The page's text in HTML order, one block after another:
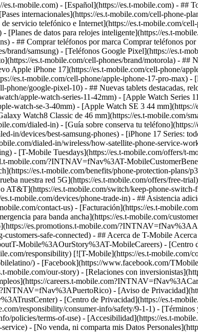
- ##
internacionales](https://es.t-mobile.com/cell-phone-
servicio telefónico e Internet](https://es.t-mobile.com/
de datos para relojes inteligente](https://es.t-
- ## Comprar teléfonos por marca Comprar teléfonos
brand/samsung) - [Teléfonos Google Pixel](https://es.t-
es.t-mobile.com/cell-phones/brand/motorola) - ##
Apple iPhone 17](https://es.t-mobile.com/cell-phone/
es.t-mobile.com/cell-phone/apple-iphone-17-pro-max)
google-pixel-10) - ## Nuevas tablets destacadas,
apple-watch-series-11-42mm) - [Apple Watch Series
watch-se-3-40mm) - [Apple Watch SE 3 44
Watch8 Classic de 46 mm](https://es.t-mobile.com/
dialed-in) - [Guía sobre conserva tu
in/devices/best-samsung-phones) - [iPhone 17 Series:
dialed-in/wireless/how-satellite-phone-service-
- [T-Mobile Tuesdays](https://es.t-mobile.com/offers/t-
mobile.com/?INTNAV=fNav%3AT-
es.t-mobile.com/benefits/phone-protection-plans/
nuestra red 5G](https://es.t-mobile.com/offers/free-
es.t-mobile.com/switch/keep-phone-
mobile.com/devices/phone-trade-in) - ## Asistencia
contact-us) - [Facturación](https://es.t-
para banda ancha](https://es.t-mobile.com/
es.promotions.t-mobile.com/
safe-connected) - ## Acerca de T-Mobile
Mobile%3AOurStory%3AT-MobileCareers) - [Centro
responsibility) [![T-Mobile](https://es.t-mobile.com/
) - [Facebook](https://www.facebook.com/
mobile.com/our-story) - [Relaciones con
careers.t-
- [Aviso de
- [Centro de Privacidad](https://es.t-
responsibility/consumer-info/safety/9-1-1) -
policies/terms-of-use) - [Accesibilidad](https://es.t-
- [No venda, ni comparta mis Datos